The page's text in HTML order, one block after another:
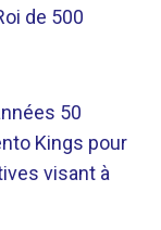
de 500
50
Kings pour
visant à